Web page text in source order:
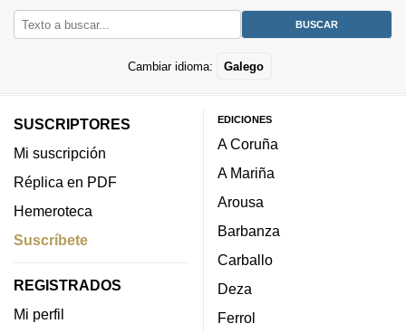
Cambiar idioma: Galego
SUSCRIPTORES
Mi suscripción
Réplica en PDF
Hemeroteca
Suscríbete
REGISTRADOS
Mi perfil
EDICIONES
A Coruña
A Mariña
Arousa
Barbanza
Carballo
Deza
Ferrol